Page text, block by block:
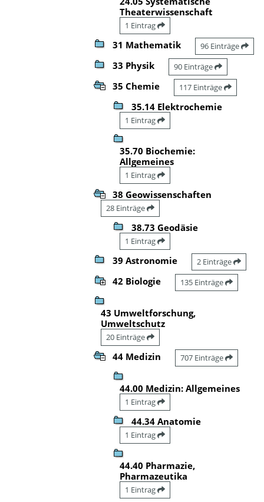
Theaterwissenschaft
1 Eintrag
31 Mathematik 96 Einträge
33 Physik 90 Einträge
35 Chemie 117 Einträge
35.14 Elektrochemie
1 Eintrag
35.70 Biochemie:
Allgemeines
1 Eintrag
38 Geowissenschaften
28 Einträge
38.73 Geodäsie
1 Eintrag
39 Astronomie 2 Einträge
42 Biologie 135 Einträge
43 Umweltforschung,
Umweltschutz
20 Einträge
44 Medizin 707 Einträge
44.00 Medizin: Allgemeines
1 Eintrag
44.34 Anatomie
1 Eintrag
44.40 Pharmazie,
Pharmazeutika
1 Eintrag